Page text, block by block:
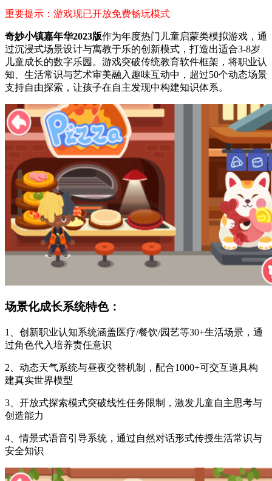
重要提示：游戏现已开放免费畅玩模式
奇妙小镇嘉年华2023版作为年度热门儿童启蒙类模拟游戏，通
过沉浸式场景设计与寓教于乐的创新模式，打造出适合3-8岁
儿童成长的数字乐园。游戏突破传统教育软件框架，将职业认
知、生活常识与艺术审美融入趣味互动中，超过50个动态场景
支持自由探索，让孩子在自主发现中构建知识体系。
场景化成长系统特色：
1、创新职业认知系统涵盖医疗/餐饮/园艺等30+生活场景，通
过角色代入培养责任意识
2、动态天气系统与昼夜交替机制，配合1000+可交互道具构
建真实世界模型
3、开放式探索模式突破线性任务限制，激发儿童自主思考与
创造能力
4、情景式语音引导系统，通过自然对话形式传授生活常识与
安全知识